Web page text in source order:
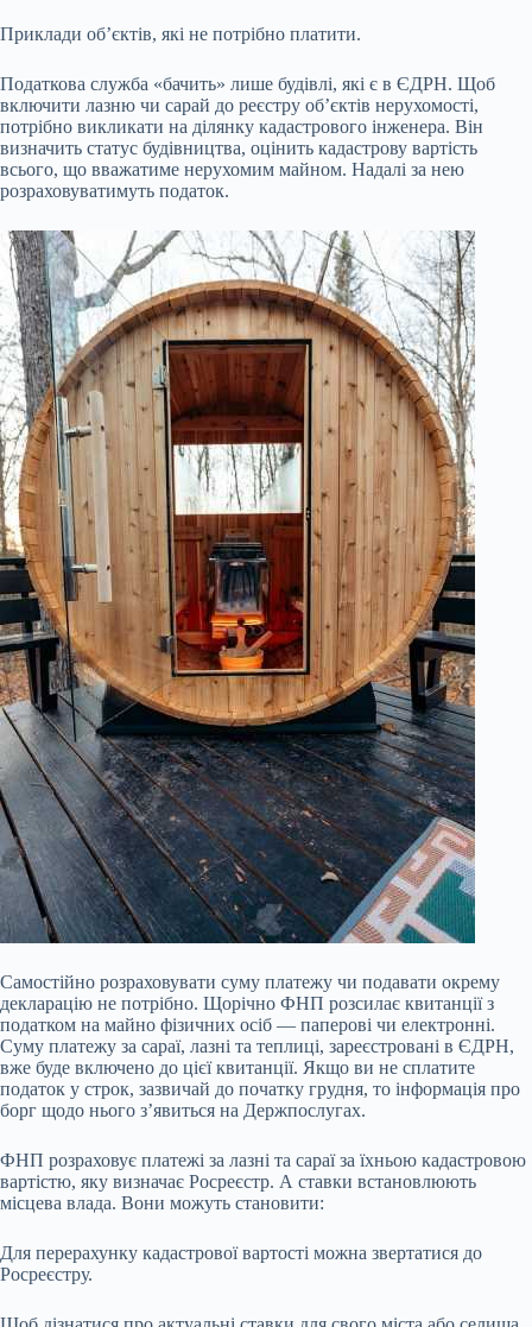
Приклади об’єктів, які не потрібно платити.
Податкова служба «бачить» лише будівлі, які є в ЄДРН. Щоб
включити лазню чи сарай до реєстру об’єктів нерухомості,
потрібно викликати на ділянку кадастрового інженера. Він
визначить статус будівництва, оцінить кадастрову вартість
всього, що вважатиме нерухомим майном. Надалі за нею
розраховуватимуть податок.
Самостійно розраховувати суму платежу чи подавати окрему
декларацію не потрібно. Щорічно ФНП розсилає квитанції з
податком на майно фізичних осіб — паперові чи електронні.
Суму платежу за сараї, лазні та теплиці, зареєстровані в ЄДРН,
вже буде включено до цієї квитанції. Якщо ви не сплатите
податок у строк, зазвичай до початку грудня, то інформація про
борг щодо нього з’явиться на Держпослугах.
ФНП розраховує платежі за лазні та сараї за їхньою кадастровою
вартістю, яку визначає Росреєстр. А ставки встановлюють
місцева влада. Вони можуть становити:
Для перерахунку кадастрової вартості можна звертатися до
Росреєстру.